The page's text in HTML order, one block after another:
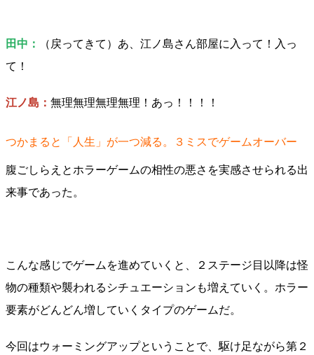
田中：
（戻ってきて）あ、江ノ島さん部屋に入って！入っ
て！
江ノ島： 無理無理無理無理！あっ！！！！
つかまると「人生」が一つ減る。３ミスでゲームオーバー
腹ごしらえとホラーゲームの相性の悪さを実感させられる出
来事であった。
こんな感じでゲームを進めていくと、２ステージ目以降は怪
物の種類や襲われるシチュエーションも増えていく。ホラー
要素がどんどん増していくタイプのゲームだ。
今回はウォーミングアップということで、駆け足ながら第２